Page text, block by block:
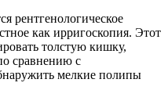
рентгенологическое
как ирригоскопия. Этот
толстую кишку,
сравнению с
мелкие полипы